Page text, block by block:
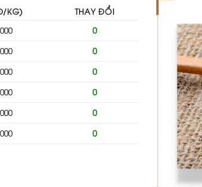
KG) THAY ĐỔI
0
0
0
0
0
0